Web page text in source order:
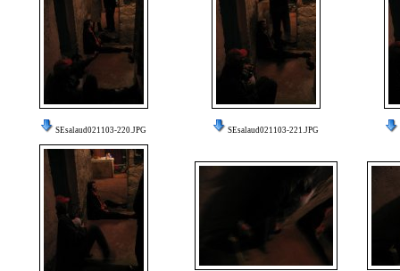
SEsalaud021103-220.JPG SEsalaud021103-221.JPG